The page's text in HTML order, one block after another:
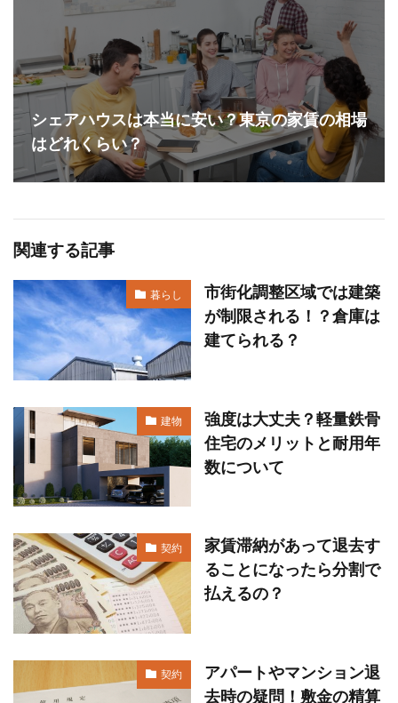
シェアハウスは本当に安い？東京の家賃の相場
はどれくらい？
関連する記事
暮らし
市街化調整区域では建築
が制限される！？倉庫は
建てられる？
建物
強度は大丈夫？軽量鉄骨
住宅のメリットと耐用年
数について
契約
家賃滞納があって退去す
ることになったら分割で
払えるの？
契約
アパートやマンション退
去時の疑問！敷金の精算